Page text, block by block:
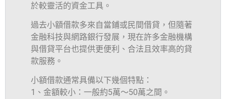
於較靈活的資金工具。
過去小額借款多來自當鋪或民間借貸，但隨著
金融科技與網路銀行發展，現在許多金融機構
與借貸平台也提供更便利、合法且效率高的貸
款服務。
小額借款通常具備以下幾個特點：
1、金額較小：一般約5萬～50萬之間。